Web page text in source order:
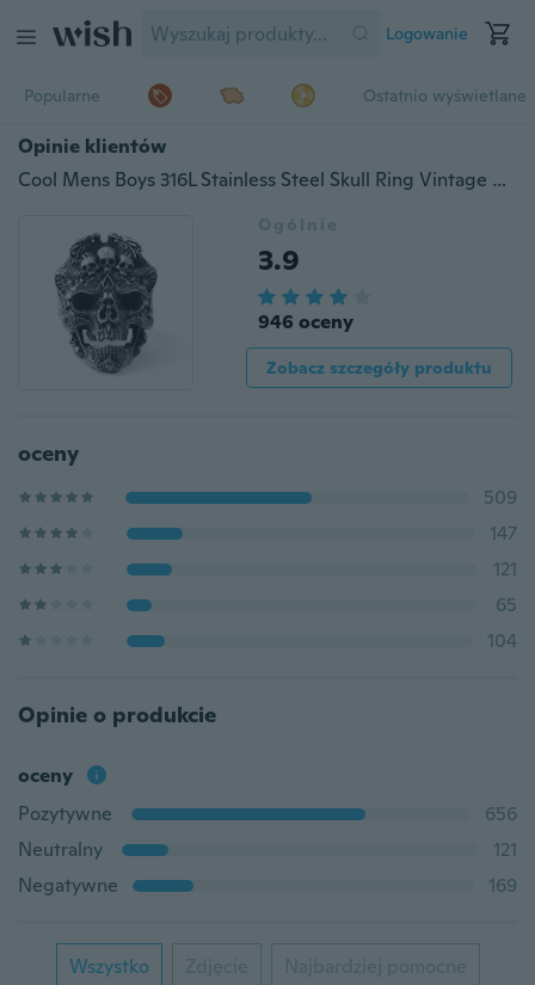
Logowanie
Popularne Ostatnio wyświetlane
Opinie klientów
Cool Mens Boys 316L Stainless Steel Skull Ring Vintage Punk Titanium Biker Jewelry Size 7-13
Ogólnie
3.9
946 oceny
Zobacz szczegóły produktu
oceny
509
147
121
65
104
Opinie o produkcie
oceny
Pozytywne
656
Neutralny
121
Negatywne
169
Wszystko Zdjęcie Najbardziej pomocne